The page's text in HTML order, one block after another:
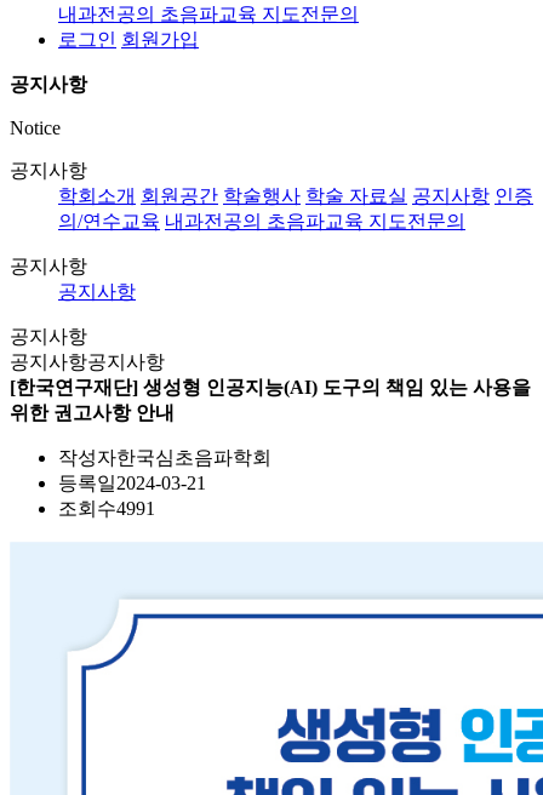
내과전공의 초음파교육 지도전문의
로그인 회원가입
공지사항
Notice
공지사항
학회소개 회원공간 학술행사 학술 자료실 공지사항 인증
의/연수교육 내과전공의 초음파교육 지도전문의
공지사항
공지사항
공지사항
공지사항공지사항
[한국연구재단] 생성형 인공지능(AI) 도구의 책임 있는 사용을
위한 권고사항 안내
작성자한국심초음파학회
등록일2024-03-21
조회수4991